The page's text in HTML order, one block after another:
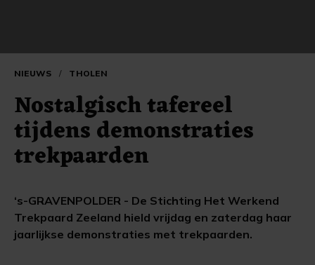
NIEUWS / THOLEN
Nostalgisch tafereel
tijdens demonstraties
trekpaarden
‘s-GRAVENPOLDER - De Stichting Het Werkend
Trekpaard Zeeland hield vrijdag en zaterdag haar
jaarlijkse demonstraties met trekpaarden.